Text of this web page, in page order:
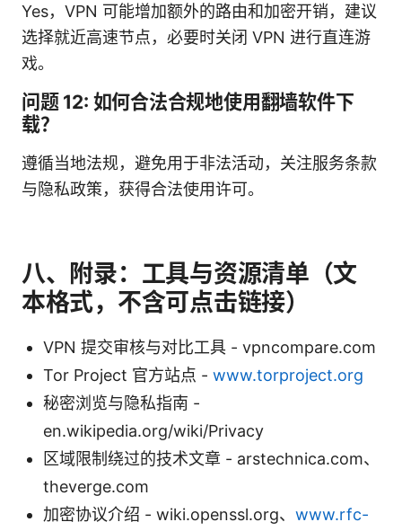
Yes，VPN 可能增加额外的路由和加密开销，建议
选择就近高速节点，必要时关闭 VPN 进行直连游
戏。
问题 12: 如何合法合规地使用翻墙软件下
载？
遵循当地法规，避免用于非法活动，关注服务条款
与隐私政策，获得合法使用许可。
八、附录：工具与资源清单（文
本格式，不含可点击链接）
VPN 提交审核与对比工具 - vpncompare.com
Tor Project 官方站点 - www.torproject.org
秘密浏览与隐私指南 -
en.wikipedia.org/wiki/Privacy
区域限制绕过的技术文章 - arstechnica.com、
theverge.com
加密协议介绍 - wiki.openssl.org、 www.rfc-